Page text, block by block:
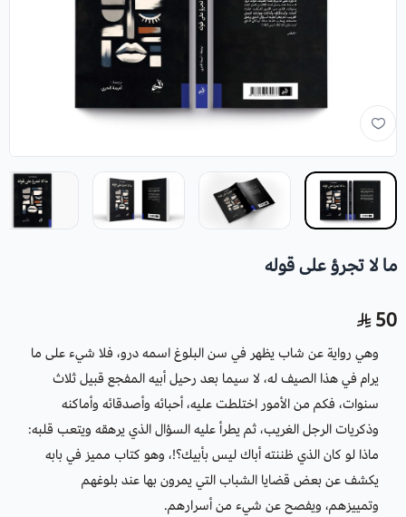
ما لا تجرؤ على قوله
50
وهي رواية عن شاب يظهر في سن البلوغ اسمه درو، فلا شيء على ما
يرام في هذا الصيف له، لا سيما بعد رحيل أبيه المفجع قبيل ثلاث
سنوات، فكم من الأمور اختلطت عليه، أحبائه وأصدقائه وأماكنه
وذكريات الرجل الغريب، ثم يطرأ عليه السؤال الذي يرهقه ويتعب قلبه:
ماذا لو كان الذي ظننته أباك ليس بأبيك؟!، وهو كتاب مميز في بابه
يكشف عن بعض قضايا الشباب التي يمرون بها عند بلوغهم
وتمييزهم، ويفصح عن شيء من أسرارهم.